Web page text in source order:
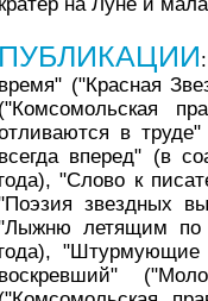
кратер на Луне и
ПУБЛИКАЦИИ
время" ("Красная
("Комсомольская
в
всегда вперед" (в
года), "Слово к
звездных
летящим по
года), "Штурмующие
воскревший"